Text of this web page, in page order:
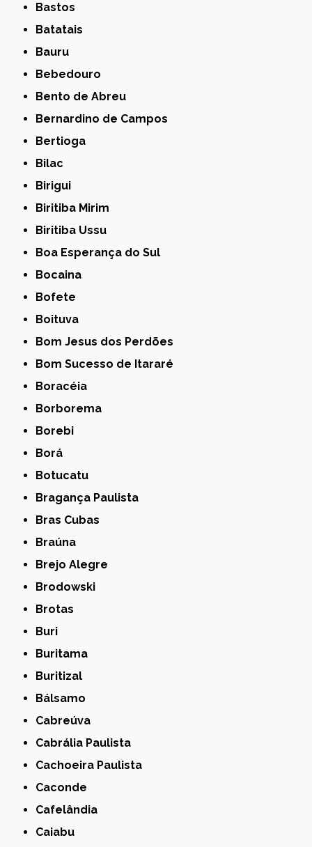
Bastos
Batatais
Bauru
Bebedouro
Bento de Abreu
Bernardino de Campos
Bertioga
Bilac
Birigui
Biritiba Mirim
Biritiba Ussu
Boa Esperança do Sul
Bocaina
Bofete
Boituva
Bom Jesus dos Perdões
Bom Sucesso de Itararé
Boracéia
Borborema
Borebi
Borá
Botucatu
Bragança Paulista
Bras Cubas
Braúna
Brejo Alegre
Brodowski
Brotas
Buri
Buritama
Buritizal
Bálsamo
Cabreúva
Cabrália Paulista
Cachoeira Paulista
Caconde
Cafelândia
Caiabu